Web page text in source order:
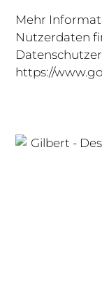
Mehr
Nutzerdaten
https://